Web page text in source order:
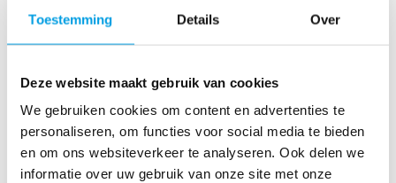
Toestemming Details Over
Deze website maakt gebruik van cookies
We gebruiken cookies om content en advertenties te
personaliseren, om functies voor social media te bieden
en om ons websiteverkeer te analyseren. Ook delen we
informatie over uw gebruik van onze site met onze
SHARE
Wie ken jij met kanker?
Wednesday 14 mei
Ik denk dat iedereen wel iemand kent die deze rot
ziekte heeft, of heeft gehad. Ook ik ken er velen. De
eerste herinnering aan mijn oma is dat zij op sterven
lag. Darmkanker, ze had toen ongeveer de leeftijd die ik